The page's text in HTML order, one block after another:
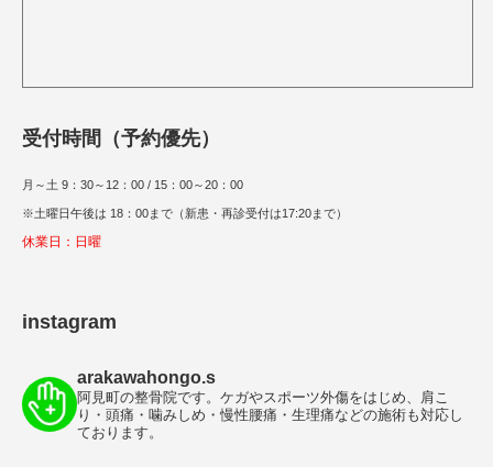
受付時間（予約優先）
月～土 9：30～12：00 / 15：00～20：00
※土曜日午後は 18：00まで（新患・再診受付は17:20まで）
休業日：日曜
instagram
arakawahongo.s
阿見町の整骨院です。ケガやスポーツ外傷をはじめ、肩こ
り・頭痛・噛みしめ・慢性腰痛・生理痛などの施術も対応し
ております。